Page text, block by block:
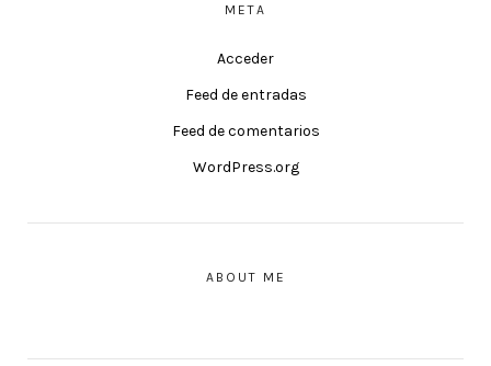
META
Acceder
Feed de entradas
Feed de comentarios
WordPress.org
ABOUT ME